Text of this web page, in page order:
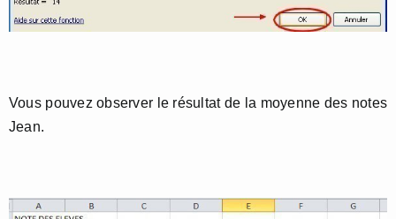
Vous pouvez observer le résultat de la moyenne des notes
Jean.